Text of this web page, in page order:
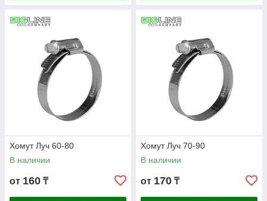
Хомут Луч 60-80
В наличии
от 160 ₸
Хомут Луч 70-90
В наличии
от 170 ₸